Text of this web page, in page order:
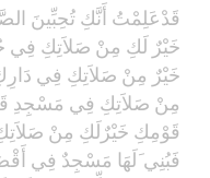
قَدْعَلِمْتُ أَنَّكِ تُحِبِّينَ
خَيْرٌ لَكِ مِنْ صَلاَتِكِ
خَيْرٌ مِنْ صَلاَتِكِ فِي
مِنْ صَلاَتِكِ فِي مَسْجِدِ
قَوْمِكِ خَيْرٌلَكِ مِنْ
فَبُنِي َلَهَا مَسْجِدٌ فِي